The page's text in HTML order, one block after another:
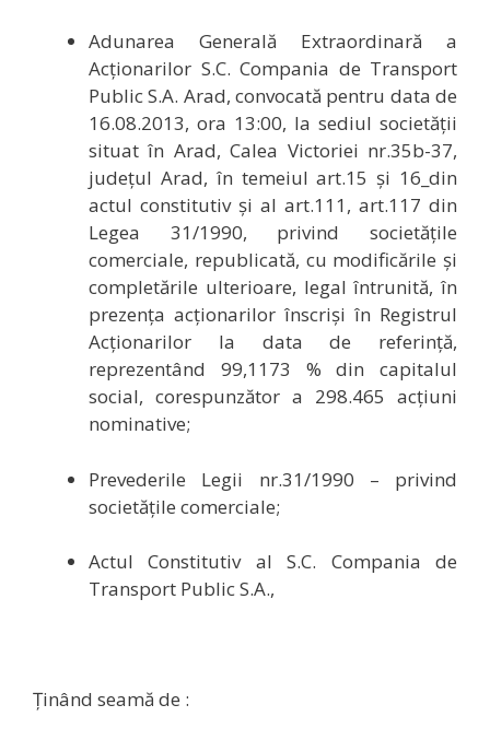
Adunarea Generală Extraordinară a
Acţionarilor S.C. Compania de Transport
Public S.A. Arad, convocată pentru data de
16.08.2013, ora 13:00, la sediul societății
situat în Arad, Calea Victoriei nr.35b-37,
judeţul Arad, în temeiul art.15 și 16_din
actul constitutiv şi al art.111, art.117 din
Legea 31/1990, privind societăţile
comerciale, republicată, cu modificările şi
completările ulterioare, legal întrunită, în
prezenţa acţionarilor înscrişi în Registrul
Acţionarilor la data de referinţă,
reprezentând 99,1173 % din capitalul
social, corespunzător a 298.465 acţiuni
nominative;
Prevederile Legii nr.31/1990 – privind
societăţile comerciale;
Actul Constitutiv al S.C. Compania de
Transport Public S.A.,
Ţinând seamă de :